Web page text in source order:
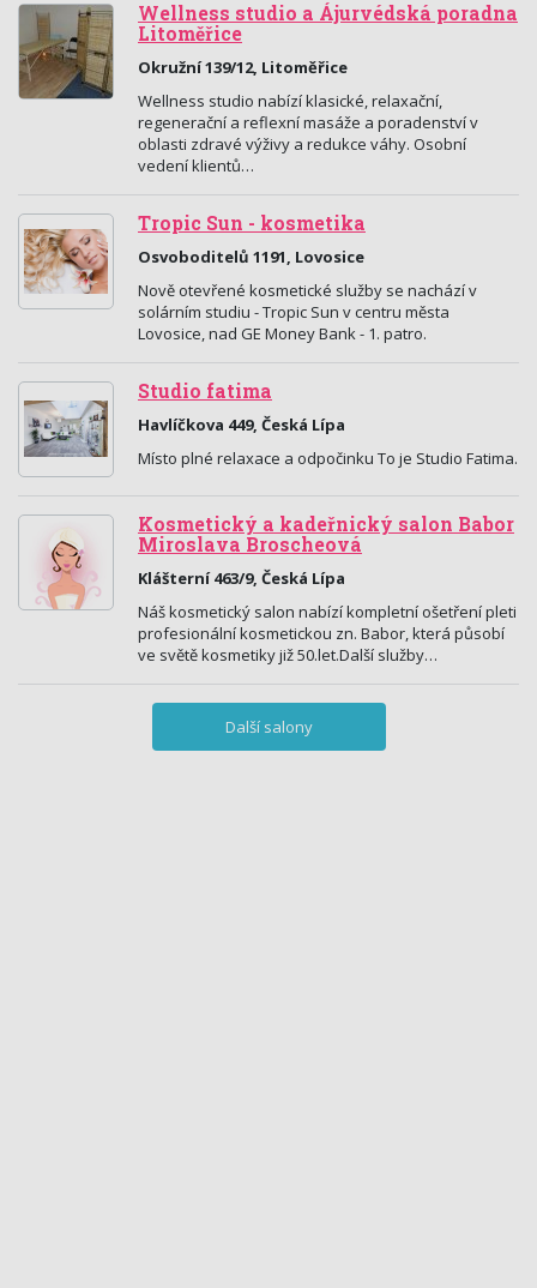
Wellness studio a Ájurvédská poradna
Litoměřice
Okružní 139/12, Litoměřice
Wellness studio nabízí klasické, relaxační,
regenerační a reflexní masáže a poradenství v
oblasti zdravé výživy a redukce váhy. Osobní
vedení klientů…
Tropic Sun - kosmetika
Osvoboditelů 1191, Lovosice
Nově otevřené kosmetické služby se nachází v
solárním studiu - Tropic Sun v centru města
Lovosice, nad GE Money Bank - 1. patro.
Studio fatima
Havlíčkova 449, Česká Lípa
Místo plné relaxace a odpočinku To je Studio Fatima.
Kosmetický a kadeřnický salon Babor
Miroslava Broscheová
Klášterní 463/9, Česká Lípa
Náš kosmetický salon nabízí kompletní ošetření pleti
profesionální kosmetickou zn. Babor, která působí
ve světě kosmetiky již 50.let.Další služby…
Další salony